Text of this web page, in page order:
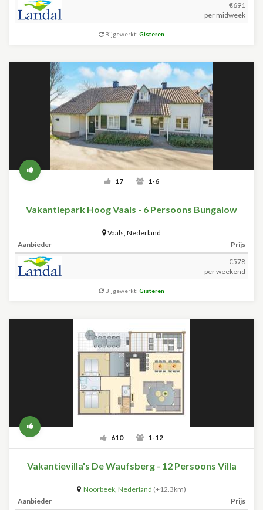
€691
per midweek
Bijgewerkt: Gisteren
17 1-6
Vakantiepark Hoog Vaals - 6 Persoons Bungalow
Vaals, Nederland
Aanbieder
Prijs
€578
per weekend
Bijgewerkt: Gisteren
610 1-12
Vakantievilla's De Waufsberg - 12 Persoons Villa
Noorbeek, Nederland (+12.3km)
Aanbieder
Prijs